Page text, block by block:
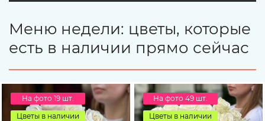
Меню недели: цветы, которые
есть в наличии прямо сейчас
На фото 19 шт.
Цветы в наличии
На фото 49 шт.
Цветы в наличии